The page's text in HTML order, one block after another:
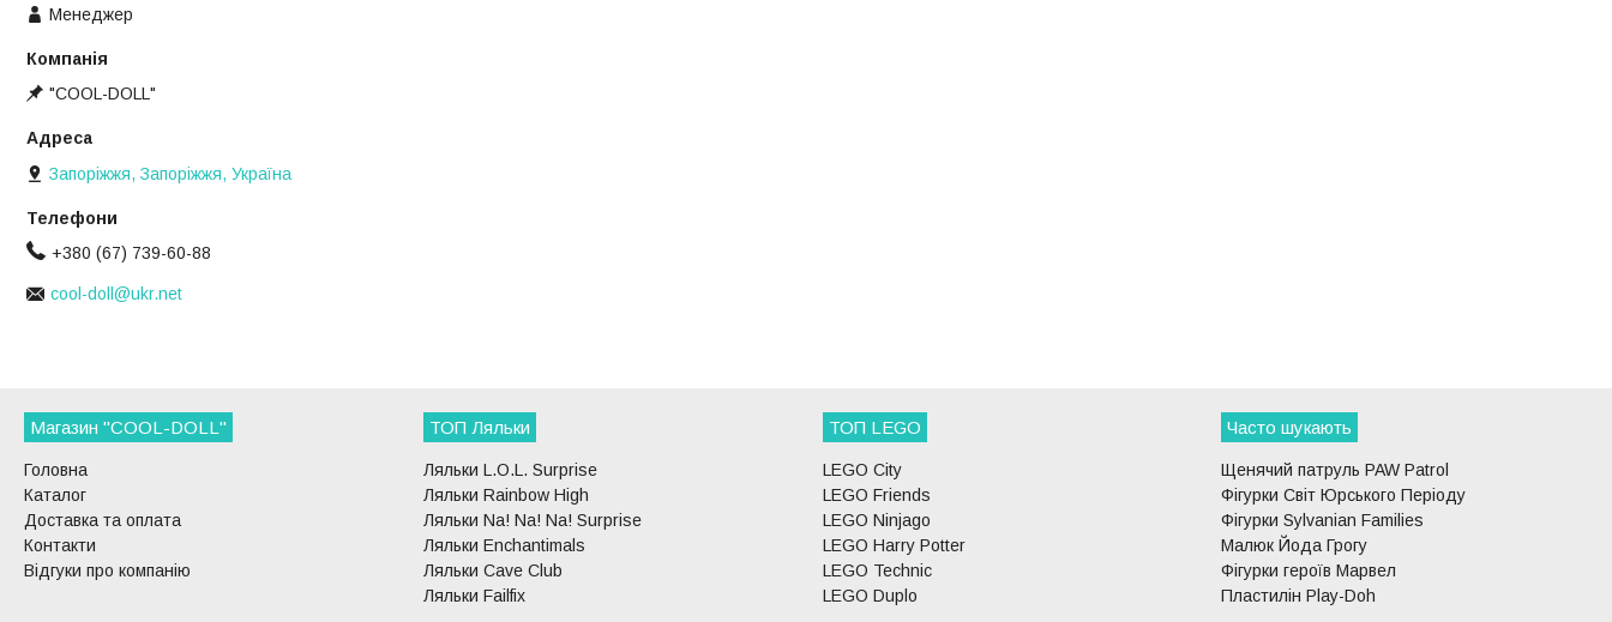
Менеджер
"COOL-DOLL"
Запоріжжя, Запоріжжя, Україна
+380 (67) 739-60-88
cool-doll@ukr.net
Магазин "COOL-DOLL"
Головна
Каталог
Доставка та оплата
Контакти
Відгуки про компанію
ТОП Ляльки
Ляльки L.O.L. Surprise
Ляльки Rainbow High
Ляльки Na! Na! Na! Surprise
Ляльки Enchantimals
Ляльки Cave Club
Ляльки Failfix
ТОП LEGO
LEGO City
LEGO Friends
LEGO Ninjago
LEGO Harry Potter
LEGO Technic
LEGO Duplo
Часто шукають
Щенячий патруль PAW Patrol
Фігурки Світ Юрського Періоду
Фігурки Sylvanian Families
Малюк Йода Грогу
Фігурки героїв Марвел
Пластилін Play-Doh